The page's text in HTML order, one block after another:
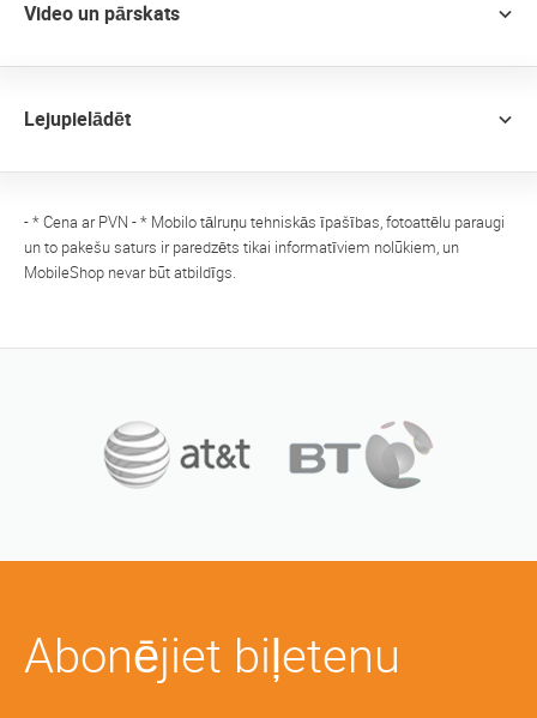
Video un pārskats
Lejupielādēt
- * Cena ar PVN - * Mobilo tālruņu tehniskās īpašības, fotoattēlu paraugi
un to pakešu saturs ir paredzēts tikai informatīviem nolūkiem, un
MobileShop nevar būt atbildīgs.
Abonējiet biļetenu